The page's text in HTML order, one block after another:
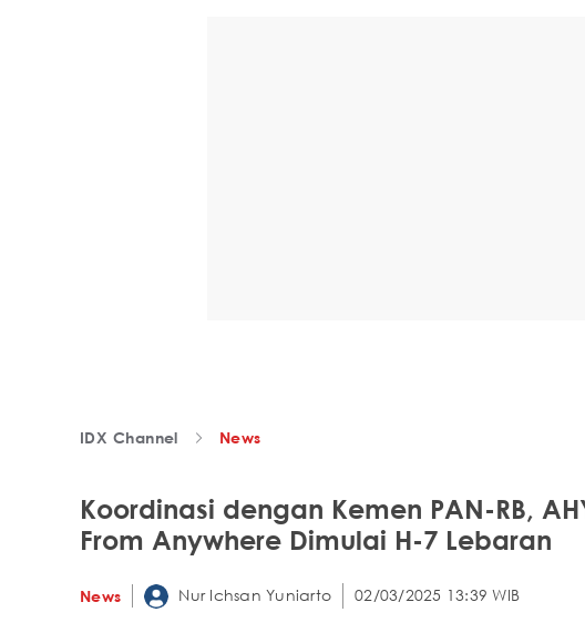
IDX Channel News
Koordinasi dengan Kemen PAN-RB,
From Anywhere Dimulai H-7 Lebaran
News Nur Ichsan Yuniarto 02/03/2025 13:39 WIB